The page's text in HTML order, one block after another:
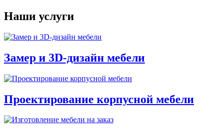
Наши услуги
Замер и 3D-дизайн мебели
Проектирование корпусной мебели